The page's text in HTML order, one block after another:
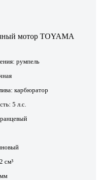
мотор TOYAMA
румпель
карбюратор
5 л.с.
см³